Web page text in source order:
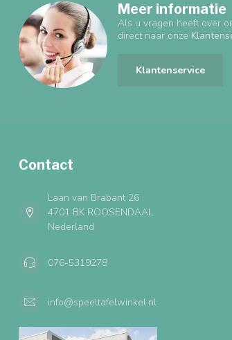
Meer informatie
Als u vragen heeft over
direct naar onze
Klantenservice
Contact
Laan van Brabant 26
4701 BK ROOSENDAAL
Nederland
076-5319278
info@speeltafelwinkel.nl